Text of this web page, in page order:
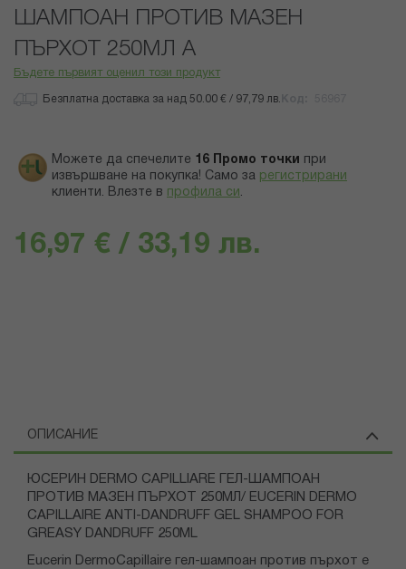
галерия
със
снимки
ШАМПОАН ПРОТИВ МАЗЕН
ПЪРХОТ 250МЛ А
Бъдете първият оценил този продукт
Безплатна доставка за над 50.00 € / 97,79 лв.
Можете да спечелите 16 Промо точки
при
извършване на покупка! Само за регистрирани
клиенти. Влезте в профила си .
16,97 € / 33,19 лв.
ОПИСАНИЕ
ЮСЕРИН DERMO CAPILLIARE ГЕЛ-ШАМПОАН
ПРОТИВ МАЗЕН ПЪРХОТ 250МЛ/ EUCERIN DERMO
CAPILLAIRE ANTI-DANDRUFF GEL SHAMPOO FOR
GREASY DANDRUFF 250ML
Eucerin DermoCapillaire гел-шампоан против пърхот е